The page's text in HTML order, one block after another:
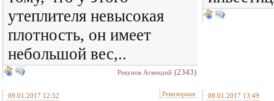
утеплителя невысокая
плотность, он имеет
небольшой вес,..
Рекунов Агвендий (2343)
09.01.2017 12:52 Ревизорная 08.01.2017 13:49